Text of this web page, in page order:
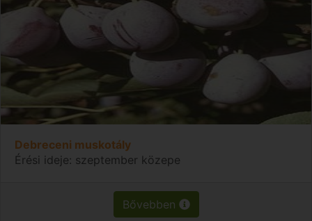
Debreceni muskotály
Érési ideje: szeptember közepe
Bővebben